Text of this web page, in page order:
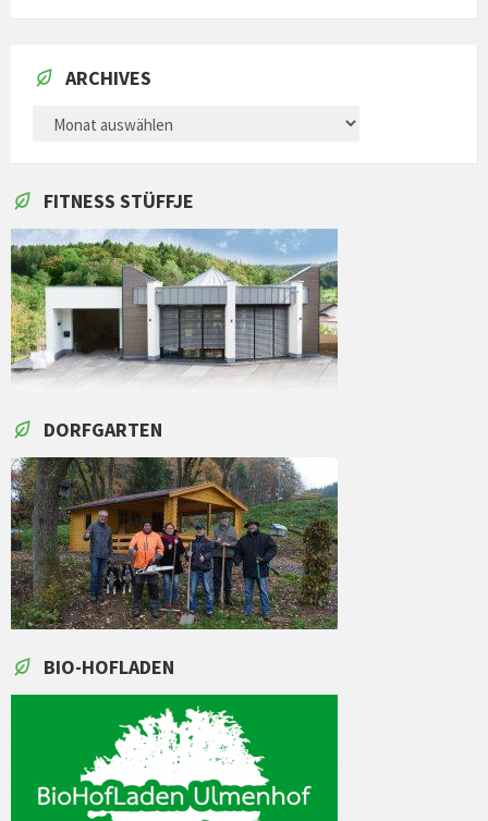
ARCHIVES
ARCHIVES
FITNESS STÜFFJE
DORFGARTEN
BIO-HOFLADEN